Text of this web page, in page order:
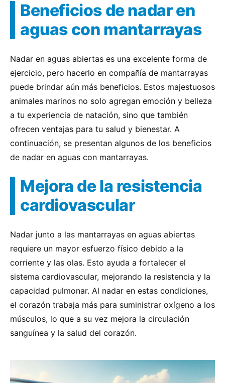
Beneficios de nadar en
aguas con mantarrayas
Nadar en aguas abiertas es una excelente forma de
ejercicio, pero hacerlo en compañía de mantarrayas
puede brindar aún más beneficios. Estos majestuosos
animales marinos no solo agregan emoción y belleza
a tu experiencia de natación, sino que también
ofrecen ventajas para tu salud y bienestar. A
continuación, se presentan algunos de los beneficios
de nadar en aguas con mantarrayas.
Mejora de la resistencia
cardiovascular
Nadar junto a las mantarrayas en aguas abiertas
requiere un mayor esfuerzo físico debido a la
corriente y las olas. Esto ayuda a fortalecer el
sistema cardiovascular, mejorando la resistencia y la
capacidad pulmonar. Al nadar en estas condiciones,
el corazón trabaja más para suministrar oxígeno a los
músculos, lo que a su vez mejora la circulación
sanguínea y la salud del corazón.